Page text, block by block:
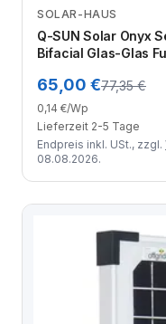
SOLAR-HAUS
Q-SUN Solar Onyx
Bifacial Glas-Glas
65,00 €77,35 €
0,14 €/Wp
Lieferzeit 2-5 Tage
Endpreis inkl. USt., zzgl.
08.08.2026.